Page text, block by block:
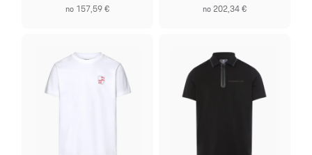
no 157,59 € no 202,34 €